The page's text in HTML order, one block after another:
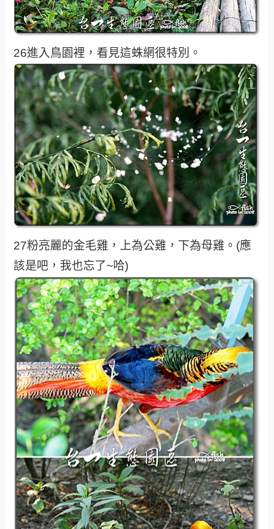
26進入鳥園裡，看見這蛛網很特別。
27粉亮麗的金毛雞，上為公雞，下為母雞。(應
該是吧，我也忘了~哈)